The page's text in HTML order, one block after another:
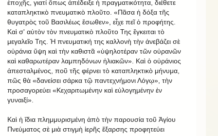
ἐποχῆς, γιατί ὅπως ἀπέδειξε ἡ πραγματικότητα, διέθετε
καταπληκτικὸ πνευματικὸ πλοῦτο. «Πᾶσα ἡ δόξα τῆς
θυγατρὸς τοῦ Βασιλέως ἔσωθεν», εἶχε πεῖ ὁ προφήτης.
Καὶ σ' αὐτὸν τὸν πνευματικὸ πλοῦτο Της ἔγκειται τὸ
μεγαλεῖο Της. Ἡ πνευματική της καλλονὴ τὴν ἀνεβάζει σὲ
οὐράνια ὕψη καὶ τὴν καθιστᾶ «ὑψηλοτέραν τῶν οὐρανῶν
καὶ καθαρωτέραν λαμπηδόνων ἡλιακῶν». Καὶ ὁ οὐράνιος
ἀπεσταλμένος, ποῦ τῆς φέρνει τὸ καταπληκτικὸ μήνυμα,
πῶς θὰ «δανείσει σάρκα τῷ παντεχνήμονι Λόγῳ», τὴν
προσαγορεύει «Κεχαριτωμένην καὶ εὐλογημένην ἐν
γυναιξί».
Kαὶ ἡ ἴδια πλημμυρισμένη ἀπὸ τὴν παρουσία τοῦ Ἁγίου
Πνεύματος σὲ μιὰ στιγμὴ ἱερῆς ἔξαρσης προφητεύει